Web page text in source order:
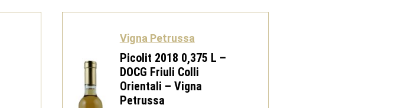
-
quantità
Vigna Petrussa
Picolit 2018 0,375 L –
DOCG Friuli Colli
Orientali – Vigna
Petrussa